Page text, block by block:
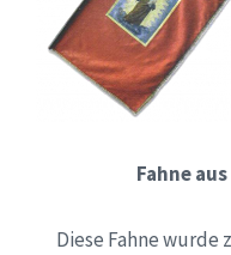
Fahne
Diese Fahne wurde